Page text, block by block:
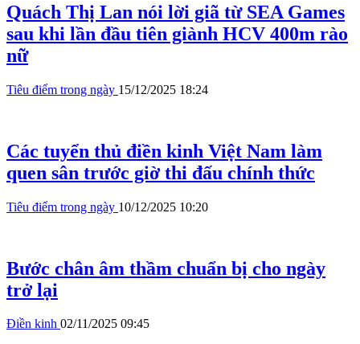
Quách Thị Lan nói lời giã từ SEA Games
sau khi lần đầu tiên giành HCV 400m rào
nữ
Tiêu điểm trong ngày 15/12/2025 18:24
Các tuyển thủ điền kinh Việt Nam làm
quen sân trước giờ thi đấu chính thức
Tiêu điểm trong ngày 10/12/2025 10:20
Bước chân âm thầm chuẩn bị cho ngày
trở lại
Điền kinh 02/11/2025 09:45